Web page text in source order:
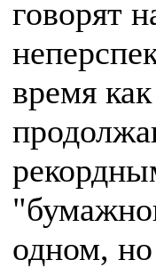
говорят
время
одном,